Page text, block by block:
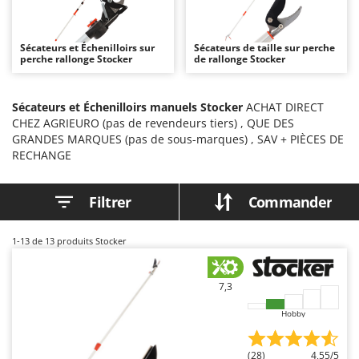
Autolaveuses
Autres produits
Bancs de scie pour le bois - Scies à bûches
Barbecues
Bennes pour tracteur
Brosses pour sols extérieurs
Brouettes à moteur
Broyeurs de branches et végétaux
Butteurs pour tracteur
Chargeurs de batterie - Démarreurs
Charrues pour tracteur
Ambrogio Robot
Annovi Reverberi
ANTHBOT
Arco
Ardes
Argo
Ariete
Artus
Sécateurs et Échenilloirs sur
perche rallonge Stocker
Sécateurs de taille sur perche
de rallonge Stocker
Sécateurs et Échenilloirs manuels Stocker ACHAT DIRECT
CHEZ AGRIEURO (pas de revendeurs tiers) , QUE DES
GRANDES MARQUES (pas de sous-marques) , SAV + PIÈCES DE
RECHANGE
Filtrer Commander
1-13 de 13 produits Stocker
7,3
Hobby
(28) 4,55/5